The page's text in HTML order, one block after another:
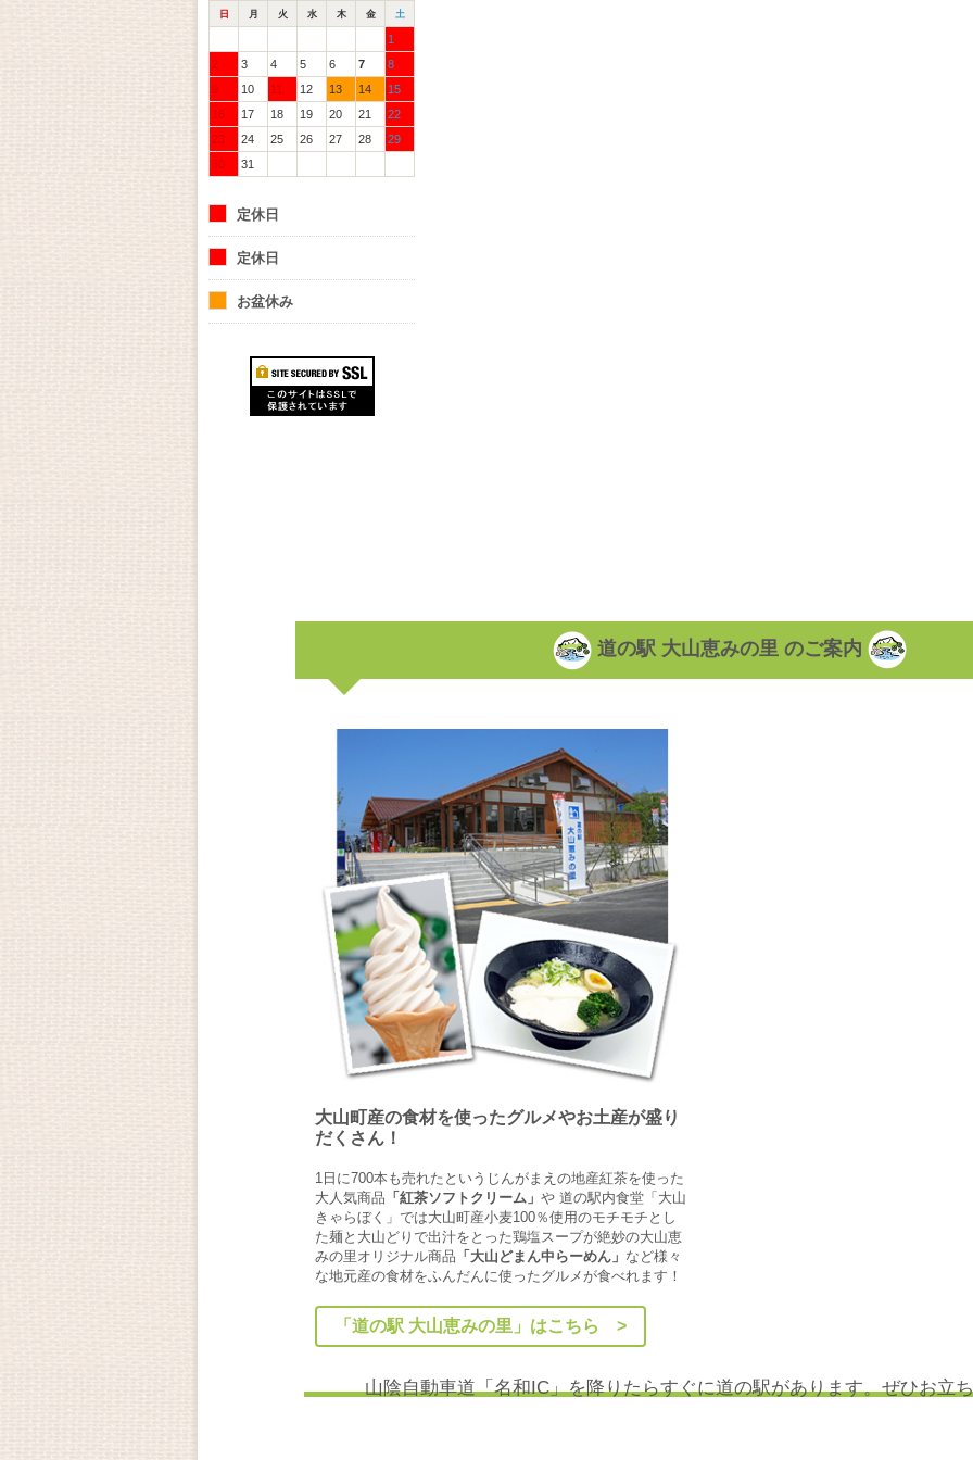
日 月 火 水 木 金 土
1
2
3 4 5 6 7
8
9
10 11 12 13 14
15
16
17 18 19 20 21
22
23
24 25 26 27 28
29
30
31
定休日
定休日
お盆休み
道の駅 大山恵みの里 のご案内
大山町産の食材を使ったグルメやお土産が盛り
だくさん！
1日に700本も売れたというじんがまえの地産紅茶を使った
大人気商品 「紅茶ソフトクリーム」 や 道の駅内食堂「大山
きゃらぼく」では大山町産小麦100％使用のモチモチとし
た麺と大山どりで出汁をとった鶏塩スープが絶妙の大山恵
みの里オリジナル商品 「大山どまん中らーめん」 など様々
な地元産の食材をふんだんに使ったグルメが食べれます！
「道の駅 大山恵みの里」はこちら >
山陰自動車道「名和IC」を降りたらすぐに道の駅があります。ぜひお立